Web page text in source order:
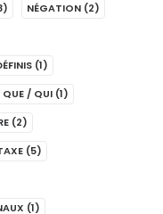
NÉGATION (2)
(1)
QUE / QUI (1)
(2)
(5)
(1)